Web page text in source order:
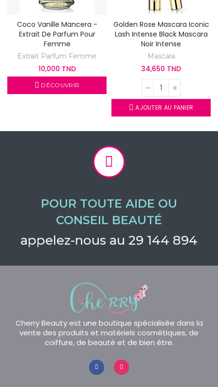
Coco Vanille Mancera -
Extrait De Parfum Pour
Femme
Extrait Parfum Femme
10,000 TND
DÉCOUVRIR
Golden Rose Mascara Iconic
Lash Intense Black Mascara
Noir Intense
Mascara
34,650 TND
AJOUTER AU PANIER
POUR TOUTE AIDE OU
CONSEIL BEAUTÉ
appelez-nous au 29 144 894
Cherry Beauty est une boutique spécialisée dans la
vente des produits et matériels cosmétiques, de
coiffure, de beauté et de bien être.